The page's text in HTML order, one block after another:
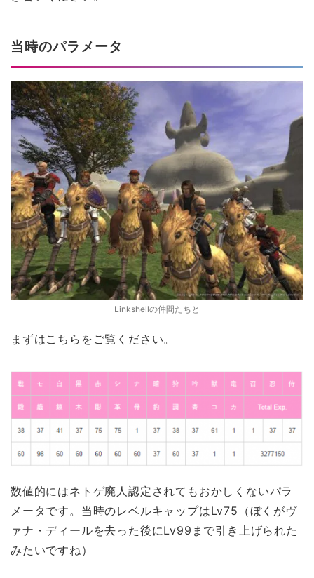
当時のパラメータ
Linkshellの仲間たちと
まずはこちらをご覧ください。
数値的にはネトゲ廃人認定されてもおかしくないパラ
メータです。当時のレベルキャップはLv75（ぼくがヴ
ァナ・ディールを去った後にLv99まで引き上げられた
みたいですね）